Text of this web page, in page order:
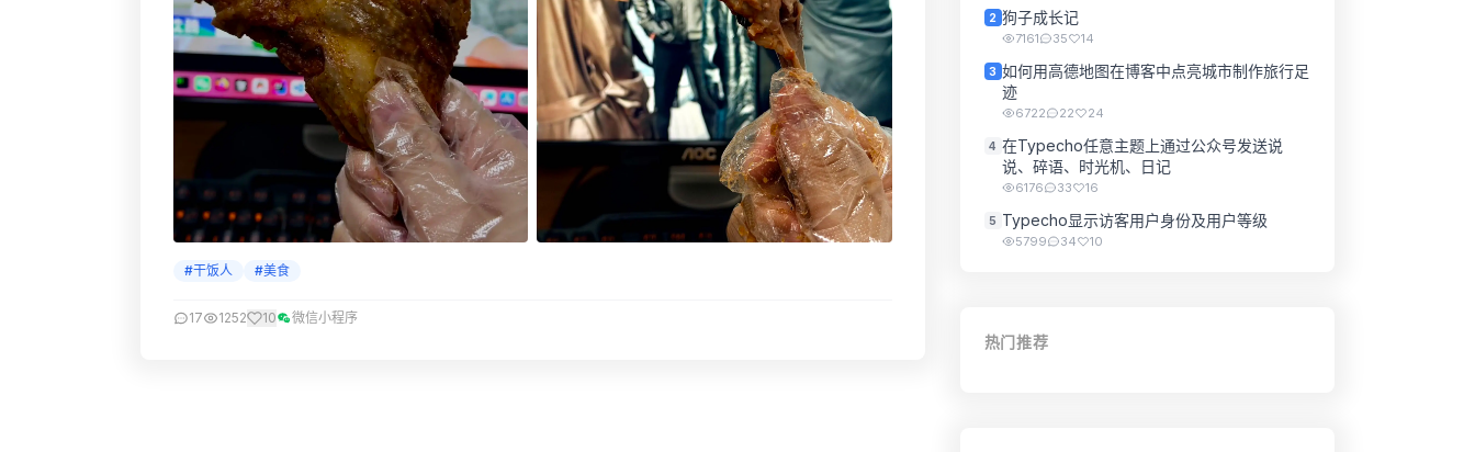
#干饭人 #美食
17 1252 10 微信小程序
2 狗子成长记
7161 35 14
3 如何用高德地图在博客中点亮城市制作旅行足
迹
6722 22 24
4 在Typecho任意主题上通过公众号发送说
说、碎语、时光机、日记
6176 33 16
5 Typecho显示访客用户身份及用户等级
5799 34 10
热门推荐